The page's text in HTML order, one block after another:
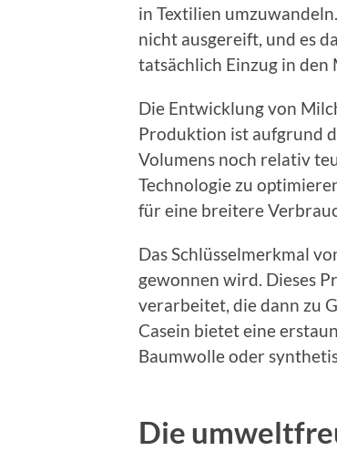
in Textilien
nicht ausgereift, und es
tatsächlich Einzug in den
Die Entwicklung von
Produktion ist aufgrund
Volumens noch relativ
Technologie zu
für eine breitere
Das Schlüsselmerkmal
gewonnen wird. Dieses
verarbeitet, die dann zu
Casein bietet eine
Baumwolle oder
Die